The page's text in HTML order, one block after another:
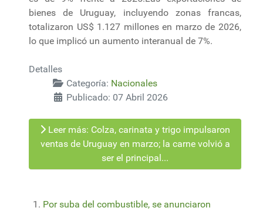
bienes de Uruguay, incluyendo zonas francas,
totalizaron US$ 1.127 millones en marzo de 2026,
lo que implicó un aumento interanual de 7%.
Detalles
Categoría: Nacionales
Publicado: 07 Abril 2026
Leer más: Colza, carinata y trigo impulsaron
ventas de Uruguay en marzo; la carne volvió a
ser el principal...
Por suba del combustible, se anunciaron